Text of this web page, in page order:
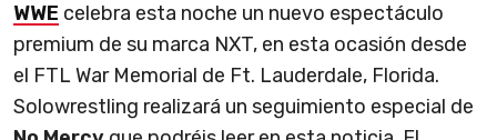
WWE celebra esta noche un nuevo espectáculo
premium de su marca NXT, en esta ocasión desde
el FTL War Memorial de Ft. Lauderdale, Florida.
Solowrestling realizará un seguimiento especial de